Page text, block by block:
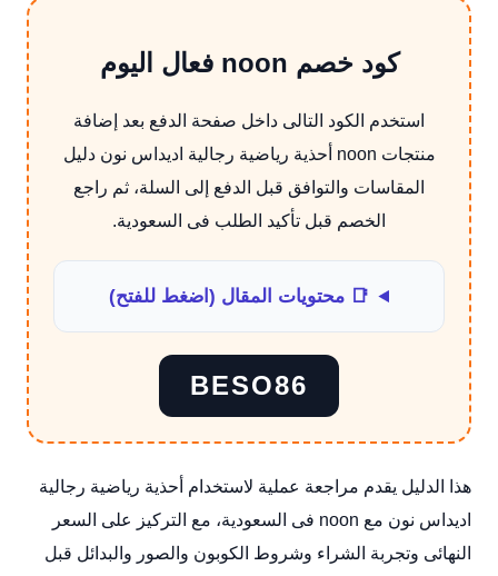
كود خصم noon فعال اليوم
استخدم الكود التالى داخل صفحة الدفع بعد إضافة
منتجات noon أحذية رياضية رجالية اديداس نون دليل
المقاسات والتوافق قبل الدفع إلى السلة، ثم راجع
الخصم قبل تأكيد الطلب فى السعودية.
📑 محتويات المقال (اضغط للفتح)
BESO86
هذا الدليل يقدم مراجعة عملية لاستخدام أحذية رياضية رجالية
اديداس نون مع noon فى السعودية، مع التركيز على السعر
النهائى وتجربة الشراء وشروط الكوبون والصور والبدائل قبل